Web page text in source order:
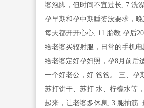
婆泡脚，但时间不宜过长; 7.洗
孕早期和孕中期睡姿没要求，
每天都开开心心; 11.胎教:孕后
给老婆买辐射服，日常的手机
给老婆定好孕妇照，孕8月前后
一个好老公，好 爸爸。 三、孕
苏打饼干、苏打 水、柠檬水等
起来，让老婆多休息; 3.腿抽筋: